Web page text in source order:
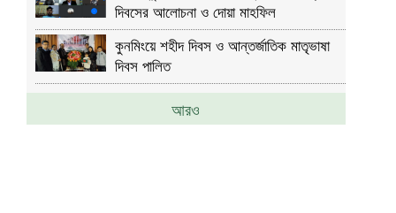
দিবসের আলোচনা ও দোয়া মাহফিল
কুনমিংয়ে শহীদ দিবস ও আন্তর্জাতিক মাতৃভাষা
দিবস পালিত
আরও